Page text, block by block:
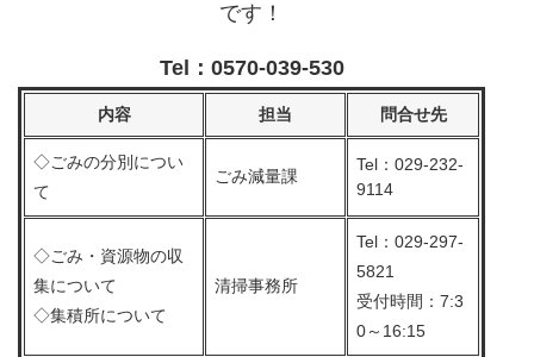
です！
Tel：0570-039-530
内容 担当 問合せ先
◇ごみの分別につい
て
ごみ減量課
Tel：029-232-
9114
◇ごみ・資源物の収
集について
◇集積所について
清掃事務所
Tel：029-297-
5821
受付時間：7:3
0～16:15